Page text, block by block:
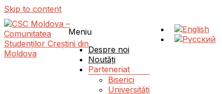
Skip to content
CSC Moldova – Comunitatea Studenților Creștini
Schimbăm Moldova – schimbând viața unui student!
Meniu
Despre noi
Noutăți
Parteneriat
Biserici
Universități